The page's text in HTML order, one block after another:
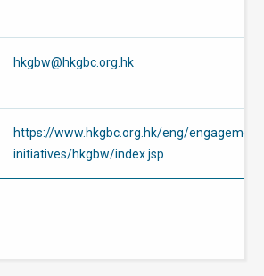
hkgbw@hkgbc.org.hk
https://www.hkgbc.org.hk/eng/
initiatives/hkgbw/index.jsp